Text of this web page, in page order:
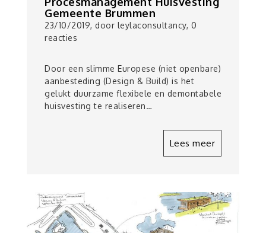
Gemeente Brummen
23/10/2019, door leylaconsultancy, 0
reacties
Door een slimme Europese (niet openbare)
aanbesteding (Design & Build) is het
gelukt duurzame flexibele en demontabele
huisvesting te realiseren…
Lees meer